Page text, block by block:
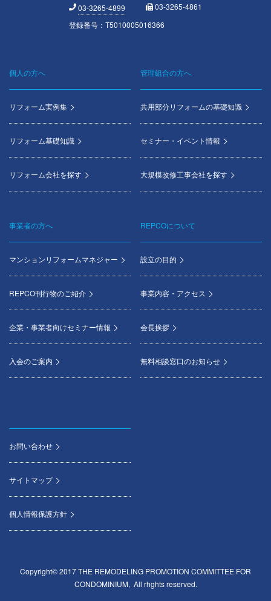
03-3265-4899
03-3265-4861
登録番号：T5010005016366
Footer
menu
個人の方へ
リフォーム実例集
リフォーム基礎知識
リフォーム会社を探す
管理組合の方へ
共用部分リフォームの基礎知識
セミナー・イベント情報
大規模改修工事会社を探す
事業者の方へ
マンションリフォームマネジャー
REPCO刊行物のご紹介
企業・事業者向けセミナー情報
入会のご案内
REPCOについて
設立の目的
事業内容・アクセス
会長挨拶
無料相談窓口のお知らせ
お問い合わせ
サイトマップ
個人情報保護方針
Copyright© 2017 THE REMODELING PROMOTION COMMITTEE FOR
CONDOMINIUM, All rhghts reserved.